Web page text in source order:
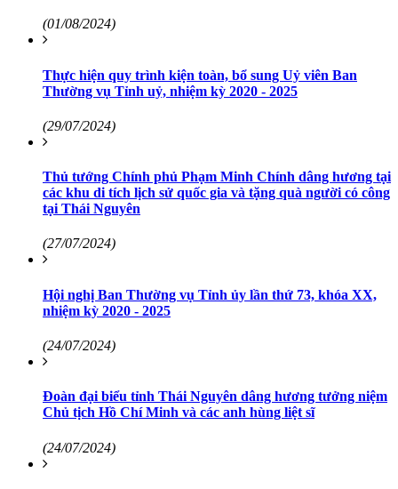
(01/08/2024)
Thực hiện quy trình kiện toàn, bổ sung Uỷ viên Ban
Thường vụ Tỉnh uỷ, nhiệm kỳ 2020 - 2025
(29/07/2024)
Thủ tướng Chính phủ Phạm Minh Chính dâng hương tại
các khu di tích lịch sử quốc gia và tặng quà người có công
tại Thái Nguyên
(27/07/2024)
Hội nghị Ban Thường vụ Tỉnh ủy lần thứ 73, khóa XX,
nhiệm kỳ 2020 - 2025
(24/07/2024)
Đoàn đại biểu tỉnh Thái Nguyên dâng hương tưởng niệm
Chủ tịch Hồ Chí Minh và các anh hùng liệt sĩ
(24/07/2024)